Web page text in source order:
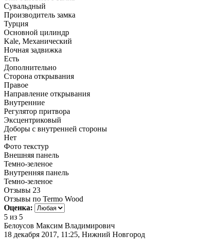
Сувальдный
Производитель замка
Турция
Основной цилиндр
Kale, Механический
Ночная задвижка
Есть
Дополнительно
Сторона открывания
Правое
Направление открывания
Внутренние
Регулятор притвора
Эксцентриковый
Доборы с внутренней стороны
Нет
Фото текстур
Внешняя панель
Темно-зеленое
Внутренняя панель
Темно-зеленое
Отзывы 23
Отзывы по Termo Wood
Оценка:
5 из 5
Белоусов Максим Владимирович
18 декабря 2017, 11:25, Нижний Новгород